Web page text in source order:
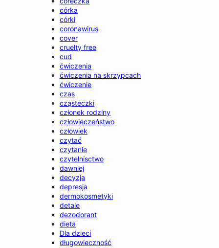
córka
córki
coronawirus
cover
cruelty free
cud
ćwiczenia
ćwiczenia na skrzypcach
ćwiczenie
czas
cząsteczki
członek rodziny
człowieczeństwo
człowiek
czytać
czytanie
czytelnisctwo
dawniej
decyzja
depresja
dermokosmetyki
detale
dezodorant
dieta
Dla dzieci
długowieczność